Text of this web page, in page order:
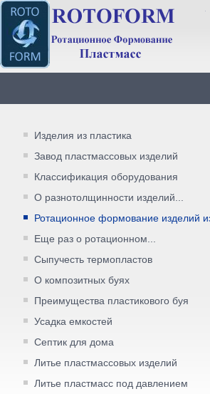
Изделия из пластика
Завод пластмассовых изделий
Классификация оборудования
О разнотолщинности изделий...
Ротационное формование изделий
Еще раз о ротационном...
Сыпучесть термопластов
О композитных буях
Преимущества пластикового буя
Усадка емкостей
Септик для дома
Литье пластмассовых изделий
Литье пластмасс под давлением